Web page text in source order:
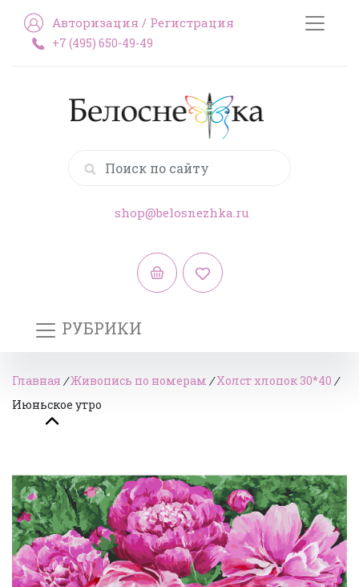
Авторизация / Регистрация
+7 (495) 650-49-49
shop@belosnezhka.ru
РУБРИКИ
Главная /Живопись по номерам /Холст хлопок 30*40 /
Июньское утро